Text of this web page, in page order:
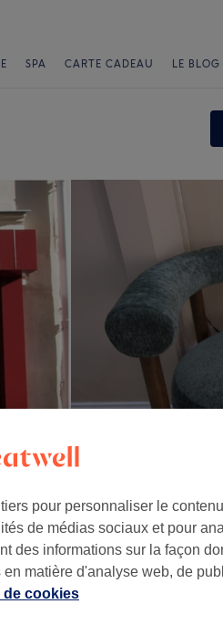
SPA CARTE CADEAU LE
pour personnaliser le
de médias sociaux et pour
des informations sur la façon
matière d'analyse web, de
de cookies